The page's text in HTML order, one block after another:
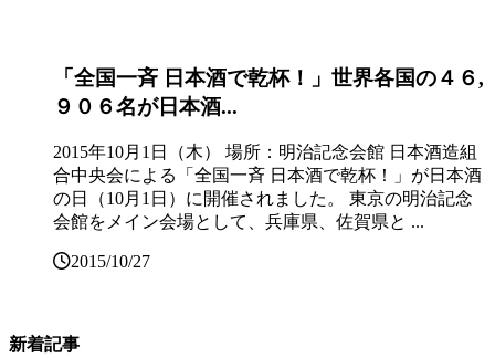
「全国一斉 日本酒で乾杯！」世界各国の４６,
９０６名が日本酒...
2015年10月1日（木） 場所：明治記念会館 日本酒造組
合中央会による「全国一斉 日本酒で乾杯！」が日本酒
の日（10月1日）に開催されました。 東京の明治記念
会館をメイン会場として、兵庫県、佐賀県と ...
2015/10/27
新着記事